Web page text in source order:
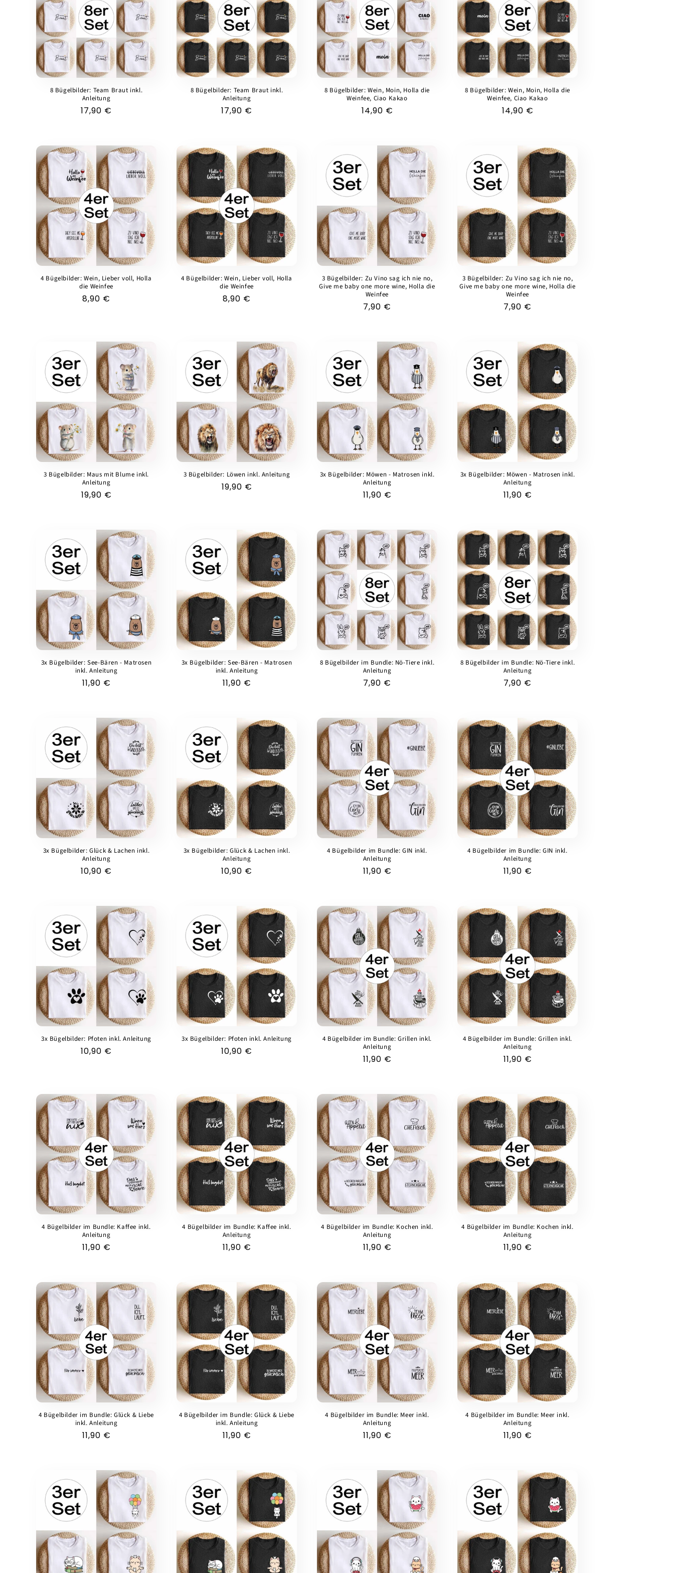
g
o
r
:
8 Bügelbilder: Team Braut inkl.
Anleitung
Normaler
17,90 €
8 Bügelbilder: Team Braut inkl.
Anleitung
Normaler
17,90 €
8 Bügelbilder: Wein, Moin, Holla die
Weinfee, Ciao Kakao
Normaler
14,90 €
8 Bügelbilder: Wein, Moin, Holla die
Weinfee, Ciao Kakao
Normaler
14,90 €
4 Bügelbilder: Wein, Lieber voll, Holla
die Weinfee
Normaler
8,90 €
4 Bügelbilder: Wein, Lieber voll, Holla
die Weinfee
Normaler
8,90 €
3 Bügelbilder: Zu Vino sag ich nie no,
Give me baby one more wine, Holla die
Weinfee
Normaler
7,90 €
3 Bügelbilder: Zu Vino sag ich nie no,
Give me baby one more wine, Holla die
Weinfee
Normaler
7,90 €
3 Bügelbilder: Maus mit Blume inkl.
Anleitung
Normaler
19,90 €
3 Bügelbilder: Löwen inkl. Anleitung
Normaler
19,90 €
3x Bügelbilder: Möwen - Matrosen inkl.
Anleitung
Normaler
11,90 €
3x Bügelbilder: Möwen - Matrosen inkl.
Anleitung
Normaler
11,90 €
3x Bügelbilder: See-Bären - Matrosen
inkl. Anleitung
Normaler
11,90 €
3x Bügelbilder: See-Bären - Matrosen
inkl. Anleitung
Normaler
11,90 €
8 Bügelbilder im Bundle: Nö-Tiere inkl.
Anleitung
Normaler
7,90 €
8 Bügelbilder im Bundle: Nö-Tiere inkl.
Anleitung
Normaler
7,90 €
3x Bügelbilder: Glück & Lachen inkl.
Anleitung
Normaler
10,90 €
3x Bügelbilder: Glück & Lachen inkl.
Anleitung
Normaler
10,90 €
4 Bügelbilder im Bundle: GIN inkl.
Anleitung
Normaler
11,90 €
4 Bügelbilder im Bundle: GIN inkl.
Anleitung
Normaler
11,90 €
3x Bügelbilder: Pfoten inkl. Anleitung
Normaler
10,90 €
3x Bügelbilder: Pfoten inkl. Anleitung
Normaler
10,90 €
4 Bügelbilder im Bundle: Grillen inkl.
Anleitung
Normaler
11,90 €
4 Bügelbilder im Bundle: Grillen inkl.
Anleitung
Normaler
11,90 €
4 Bügelbilder im Bundle: Kaffee inkl.
Anleitung
Normaler
11,90 €
4 Bügelbilder im Bundle: Kaffee inkl.
Anleitung
Normaler
11,90 €
4 Bügelbilder im Bundle: Kochen inkl.
Anleitung
Normaler
11,90 €
4 Bügelbilder im Bundle: Kochen inkl.
Anleitung
Normaler
11,90 €
4 Bügelbilder im Bundle: Glück & Liebe
inkl. Anleitung
Normaler
11,90 €
4 Bügelbilder im Bundle: Glück & Liebe
inkl. Anleitung
Normaler
11,90 €
4 Bügelbilder im Bundle: Meer inkl.
Anleitung
Normaler
11,90 €
4 Bügelbilder im Bundle: Meer inkl.
Anleitung
Normaler
11,90 €